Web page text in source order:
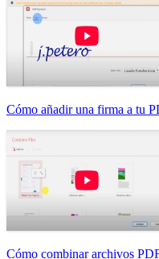
Cómo añadir una firma a tu
Cómo combinar archivos